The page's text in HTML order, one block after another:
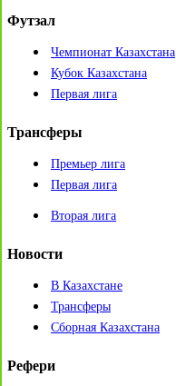
Футзал
Чемпионат Казахстана
Кубок Казахстана
Первая лига
Трансферы
Премьер лига
Первая лига
Вторая лига
Новости
В Казахстане
Трансферы
Сборная Казахстана
Рефери